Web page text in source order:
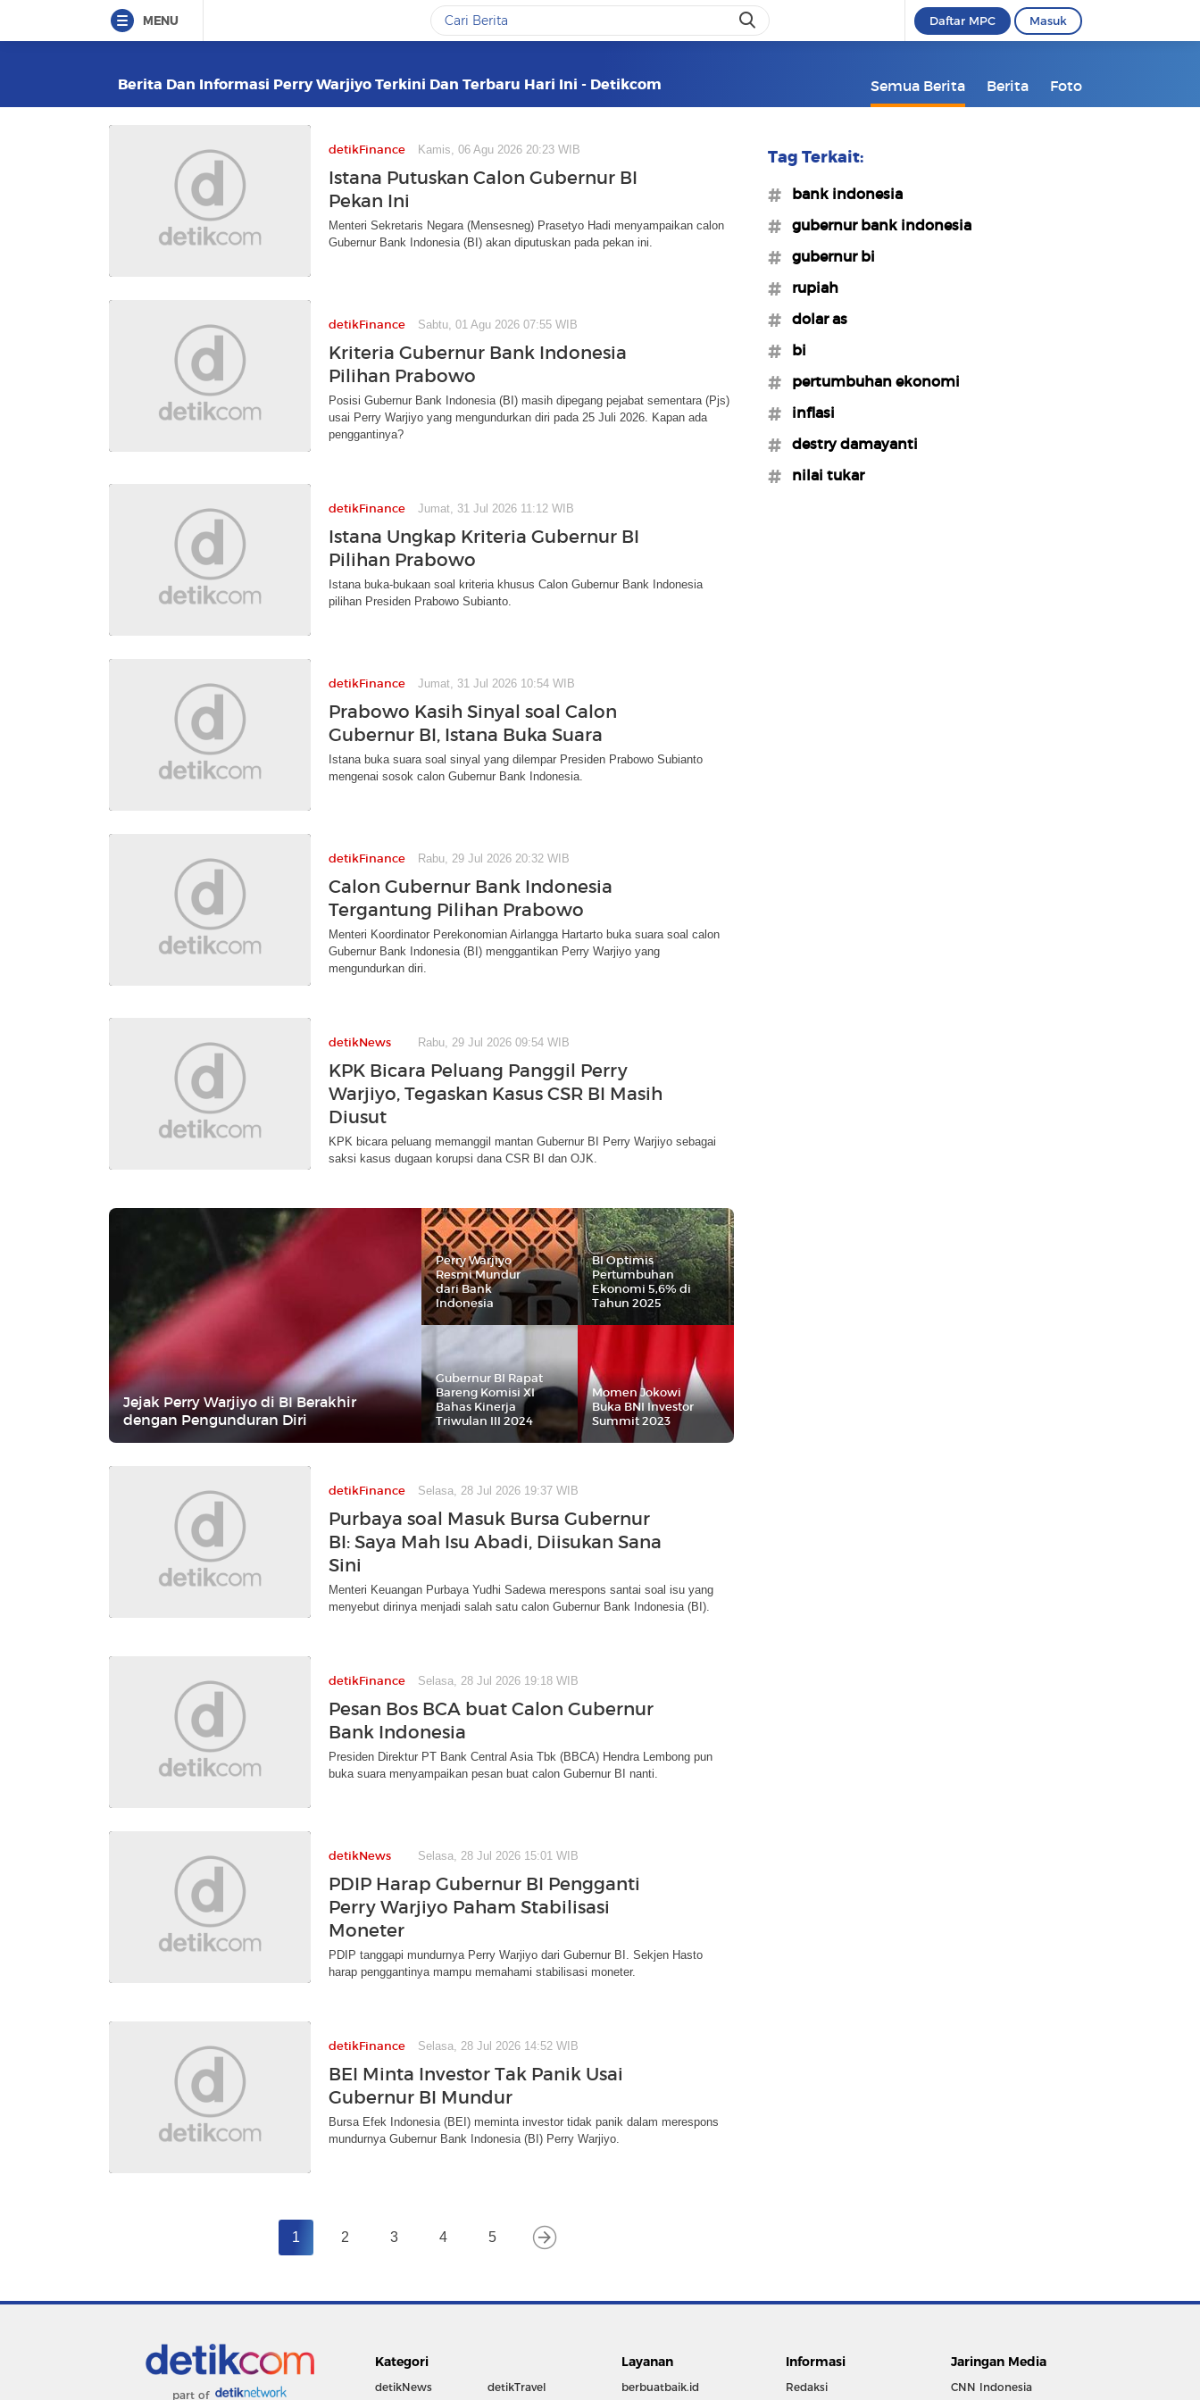
MENU Daftar MPC Masuk
Berita Dan Informasi Perry Warjiyo Terkini Dan Terbaru Hari Ini - Detikcom Semua Berita Berita Foto
detikFinance Kamis, 06 Agu 2026 20:23 WIB
Istana Putuskan Calon Gubernur BI
Pekan Ini
Menteri Sekretaris Negara (Mensesneg) Prasetyo Hadi menyampaikan calon
Gubernur Bank Indonesia (BI) akan diputuskan pada pekan ini.
detikFinance Sabtu, 01 Agu 2026 07:55 WIB
Kriteria Gubernur Bank Indonesia
Pilihan Prabowo
Posisi Gubernur Bank Indonesia (BI) masih dipegang pejabat sementara (Pjs)
usai Perry Warjiyo yang mengundurkan diri pada 25 Juli 2026. Kapan ada
penggantinya?
detikFinance Jumat, 31 Jul 2026 11:12 WIB
Istana Ungkap Kriteria Gubernur BI
Pilihan Prabowo
Istana buka-bukaan soal kriteria khusus Calon Gubernur Bank Indonesia
pilihan Presiden Prabowo Subianto.
detikFinance Jumat, 31 Jul 2026 10:54 WIB
Prabowo Kasih Sinyal soal Calon
Gubernur BI, Istana Buka Suara
Istana buka suara soal sinyal yang dilempar Presiden Prabowo Subianto
mengenai sosok calon Gubernur Bank Indonesia.
detikFinance Rabu, 29 Jul 2026 20:32 WIB
Calon Gubernur Bank Indonesia
Tergantung Pilihan Prabowo
Menteri Koordinator Perekonomian Airlangga Hartarto buka suara soal calon
Gubernur Bank Indonesia (BI) menggantikan Perry Warjiyo yang
mengundurkan diri.
detikNews Rabu, 29 Jul 2026 09:54 WIB
KPK Bicara Peluang Panggil Perry
Warjiyo, Tegaskan Kasus CSR BI Masih
Diusut
KPK bicara peluang memanggil mantan Gubernur BI Perry Warjiyo sebagai
saksi kasus dugaan korupsi dana CSR BI dan OJK.
Jejak Perry Warjiyo di BI Berakhir
dengan Pengunduran Diri
Perry Warjiyo
Resmi Mundur
dari Bank
Indonesia
BI Optimis
Pertumbuhan
Ekonomi 5,6% di
Tahun 2025
Gubernur BI Rapat
Bareng Komisi XI
Bahas Kinerja
Triwulan III 2024
Momen Jokowi
Buka BNI Investor
Summit 2023
detikFinance Selasa, 28 Jul 2026 19:37 WIB
Purbaya soal Masuk Bursa Gubernur
BI: Saya Mah Isu Abadi, Diisukan Sana
Sini
Menteri Keuangan Purbaya Yudhi Sadewa merespons santai soal isu yang
menyebut dirinya menjadi salah satu calon Gubernur Bank Indonesia (BI).
detikFinance Selasa, 28 Jul 2026 19:18 WIB
Pesan Bos BCA buat Calon Gubernur
Bank Indonesia
Presiden Direktur PT Bank Central Asia Tbk (BBCA) Hendra Lembong pun
buka suara menyampaikan pesan buat calon Gubernur BI nanti.
detikNews Selasa, 28 Jul 2026 15:01 WIB
PDIP Harap Gubernur BI Pengganti
Perry Warjiyo Paham Stabilisasi
Moneter
PDIP tanggapi mundurnya Perry Warjiyo dari Gubernur BI. Sekjen Hasto
harap penggantinya mampu memahami stabilisasi moneter.
detikFinance Selasa, 28 Jul 2026 14:52 WIB
BEI Minta Investor Tak Panik Usai
Gubernur BI Mundur
Bursa Efek Indonesia (BEI) meminta investor tidak panik dalam merespons
mundurnya Gubernur Bank Indonesia (BI) Perry Warjiyo.
1 2 3 4 5
Tag Terkait:
#bank indonesia
#gubernur bank indonesia
#gubernur bi
#rupiah
#dolar as
#bi
#pertumbuhan ekonomi
#inflasi
#destry damayanti
#nilai tukar
part of
Kategori
detikNews detikTravel
Layanan
berbuatbaik.id
Informasi
Redaksi
Jaringan Media
CNN Indonesia